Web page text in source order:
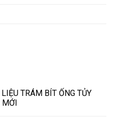
TRÁM BÍT ỐNG TỦY
MỚI